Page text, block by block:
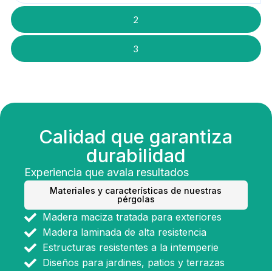
2
3
Calidad que garantiza
durabilidad
Experiencia que avala resultados
Materiales y características de nuestras
pérgolas
Madera maciza tratada para exteriores
Madera laminada de alta resistencia
Estructuras resistentes a la intemperie
Diseños para jardines, patios y terrazas